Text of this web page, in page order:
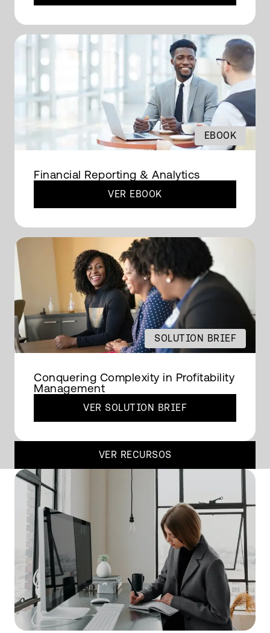
EBOOK
Financial Reporting & Analytics
VER EBOOK
SOLUTION BRIEF
Conquering Complexity in Profitability
Management
VER SOLUTION BRIEF
VER RECURSOS